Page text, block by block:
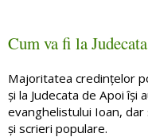
Cum va fi la
Majoritatea credințelor
și la Judecata de Apoi își
evanghelistului Ioan,
și scrieri populare.